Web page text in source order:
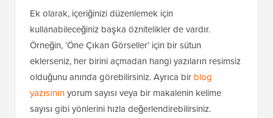
Ek olarak, içeriğinizi düzenlemek için
kullanabileceğiniz başka öznitelikler de vardır.
Örneğin, ‘Öne Çıkan Görseller’ için bir sütun
eklerseniz, her birini açmadan hangi yazıların resimsiz
olduğunu anında görebilirsiniz. Ayrıca bir blog
yazısınınyorum sayısı veya bir makalenin kelime
sayısı gibi yönlerini hızla değerlendirebilirsiniz.